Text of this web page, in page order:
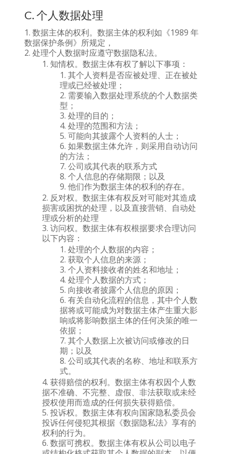
C. 个人数据处理
数据主体的权利。数据主体的权利如《1989 年
数据保护条例》所规定，
处理个人数据时应遵守数据隐私法。
知情权。数据主体有权了解以下事项：
其个人资料是否应被处理、正在被处
理或已经被处理；
需要输入数据处理系统的个人数据类
型；
处理的目的；
处理的范围和方法；
可能向其披露个人资料的人士；
如果数据主体允许，则采用自动访问
的方法；
公司或其代表的联系方式
个人信息的存储期限；以及
他们作为数据主体的权利的存在。
反对权。数据主体有权反对可能对其造成
损害或困扰的处理，以及直接营销、自动处
理或分析的处理
访问权。数据主体有权根据要求合理访问
以下内容：
处理的个人数据的内容；
获取个人信息的来源；
个人资料接收者的姓名和地址；
处理个人数据的方式；
向接收者披露个人信息的原因；
有关自动化流程的信息，其中个人数
据将或可能成为对数据主体产生重大影
响或将影响数据主体的任何决策的唯一
依据；
其个人数据上次被访问或修改的日
期；以及
公司或其代表的名称、地址和联系方
式。
获得赔偿的权利。数据主体有权因个人数
据不准确、不完整、虚假、非法获取或未经
授权使用而造成的任何损失获得赔偿。
投诉权。数据主体有权向国家隐私委员会
投诉任何侵犯其根据《数据隐私法》享有的
权利的行为。
数据可携权。数据主体有权从公司以电子